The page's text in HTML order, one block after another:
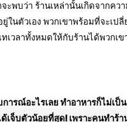
บว่า ร้านเหล่านั้นเกิดจากคว
นตัวเอง พวกเขาพร้อมที่จะเ
เวลาทั้งหมดให้กับร้านได้พวกเ
รณ์อะไรเลย ทำอาหารก็ไม่เ
จ็บตัวน้อยที่สุด! เพราะคนทำ